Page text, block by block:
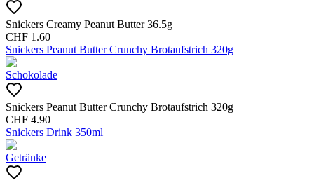
Snickers Creamy Peanut Butter 36.5g
CHF 1.60
Snickers Peanut Butter Crunchy Brotaufstrich 320g
Schokolade
Snickers Peanut Butter Crunchy Brotaufstrich 320g
CHF 4.90
Snickers Drink 350ml
Getränke